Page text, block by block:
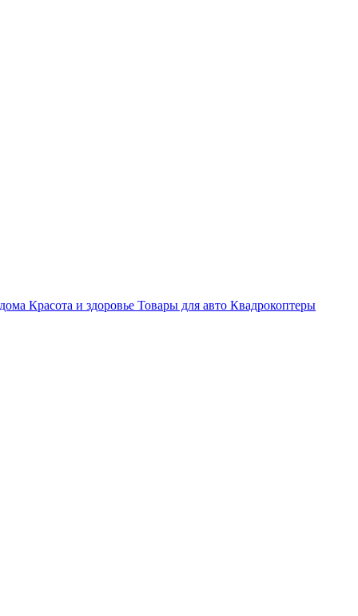
Красота и здоровье Товары для авто Квадрокоптеры